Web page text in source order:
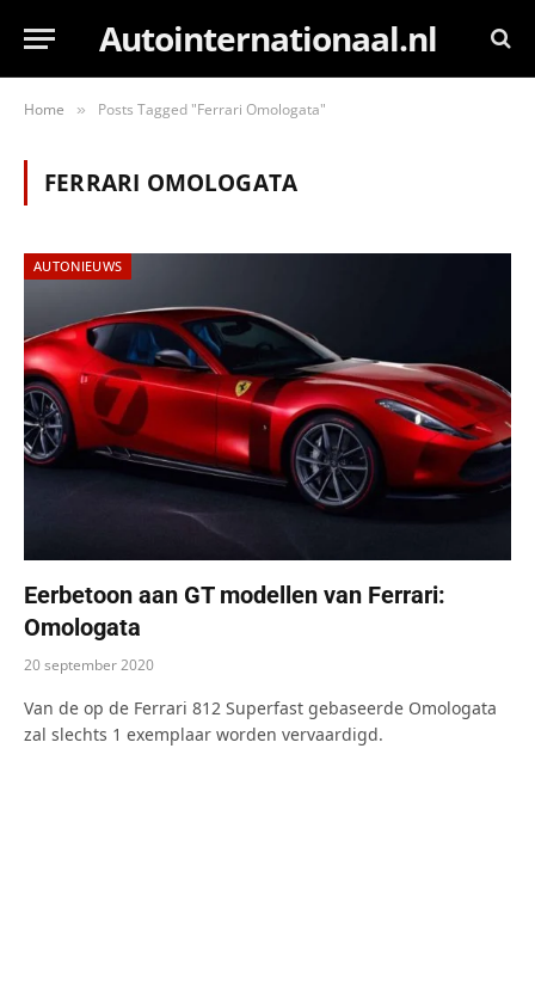
Autointernationaal.nl
Home » Posts Tagged "Ferrari Omologata"
FERRARI OMOLOGATA
AUTONIEUWS
Eerbetoon aan GT modellen van Ferrari:
Omologata
20 september 2020
Van de op de Ferrari 812 Superfast gebaseerde Omologata
zal slechts 1 exemplaar worden vervaardigd.